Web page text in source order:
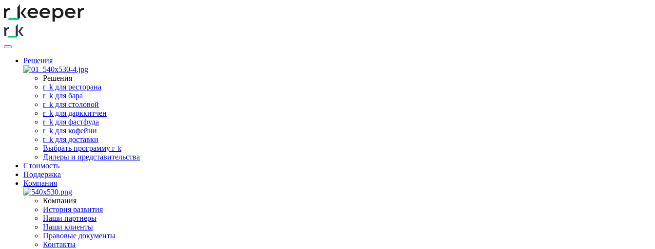
Решения
Решения
r_ k для ресторана
r_ k для бара
r_ k для столовой
r_ k для дарккитчен
r_ k для фастфуда
r_ k для кофейни
r_ k для доставки
Выбрать программу r k
Дилеры и представительства
Стоимость
Поддержка
Компания
Компания
История развития
Наши партнеры
Наши клиенты
Правовые документы
Контакты